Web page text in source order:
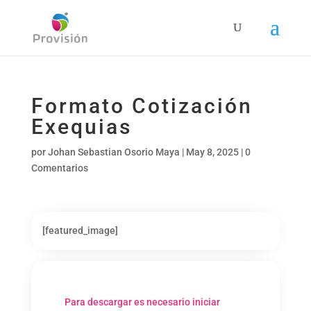
Formato Cotización
Exequias
porJohan Sebastian Osorio Maya | May 8, 2025|0
Comentarios
[featured_image]
Para descargar es necesario iniciar